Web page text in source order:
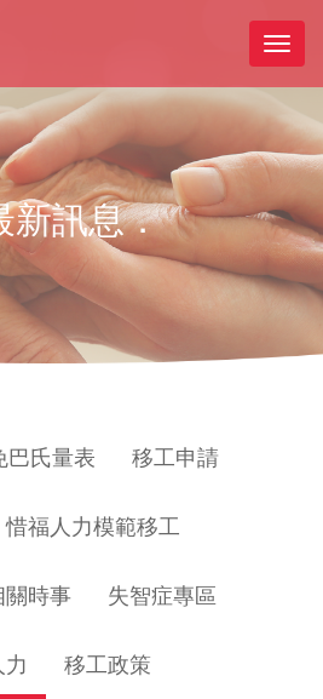
新訊息．
巴氏量表 移工申請
惜福人力模範移工
關時事 失智症專區
力 移工政策